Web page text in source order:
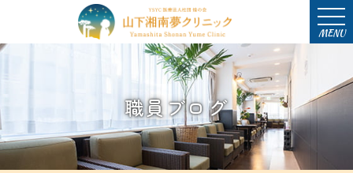
MENU
職員ブログ